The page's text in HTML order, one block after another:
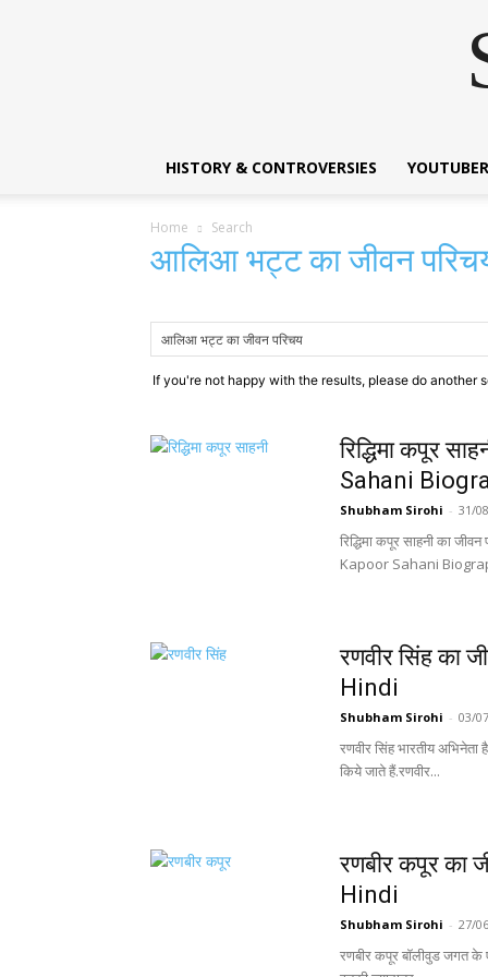
HISTORY & CONTROVERSIES
Home Search
आलिआ भट्ट का जीवन
If you're not happy with the results, please do another
रिद्धिमा कपूर
Sahani
Shubham Sirohi - 31/
रिद्धिमा कपूर साहनी का
Kapoor Sahani
रणवीर सिंह का
Hindi
Shubham Sirohi - 03/
रणवीर सिंह भारतीय
किये जाते हैं.रणवीर...
रणबीर कपूर का
Hindi
Shubham Sirohi - 27/
रणबीर कपूर बॉलीवुड जगत